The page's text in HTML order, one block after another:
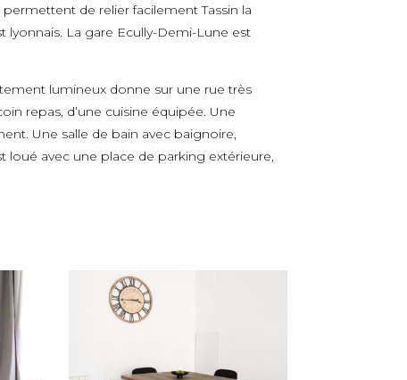
de relier facilement Tassin la
lyonnais. La gare Ecully-Demi-Lune est
lumineux donne sur une rue très
repas, d’une cuisine équipée. Une
Une salle de bain avec baignoire,
loué avec une place de parking extérieure,